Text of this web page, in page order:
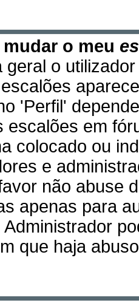
o meu
geral o
'Perfil'
escalões em
colocado ou
e
não abuse
apenas para
que haja